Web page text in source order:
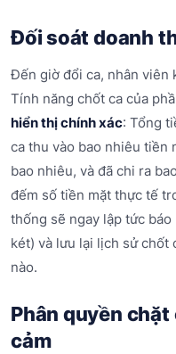
Đối soát doanh
Đến giờ đổi ca, nhân viên
Tính năng chốt ca của
hiển thị chính xác: Tổng
ca thu vào bao nhiêu tiền
bao nhiêu, và đã chi ra
đếm số tiền mặt thực tế
thống sẽ ngay lập tức
két) và lưu lại lịch sử chốt
nào.
Phân quyền
cảm